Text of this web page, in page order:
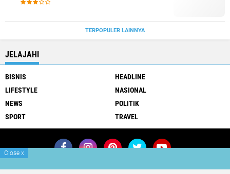
TERPOPULER LAINNYA
JELAJAHI
BISNIS
HEADLINE
LIFESTYLE
NASIONAL
NEWS
POLITIK
SPORT
TRAVEL
Join Now Redaksi Info Iklan
Close x